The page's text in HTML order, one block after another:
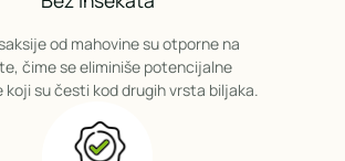
od mahovine su otporne na
čime se eliminiše potencijalne
koji su česti kod drugih vrsta biljaka.